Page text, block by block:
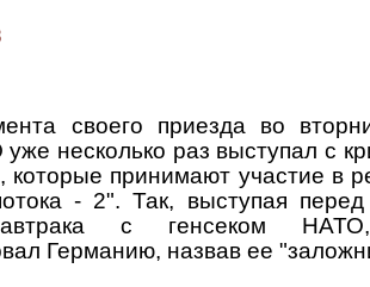
своего приезда во
несколько раз выступал с
принимают участие в
- 2". Так, выступая
с генсеком
Германию, назвав ее